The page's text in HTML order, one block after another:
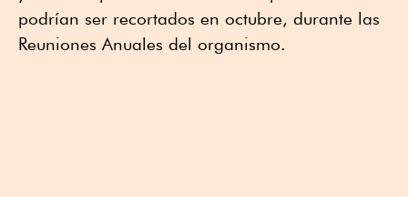
podrían ser recortados en octubre, durante las
Reuniones Anuales del organismo.